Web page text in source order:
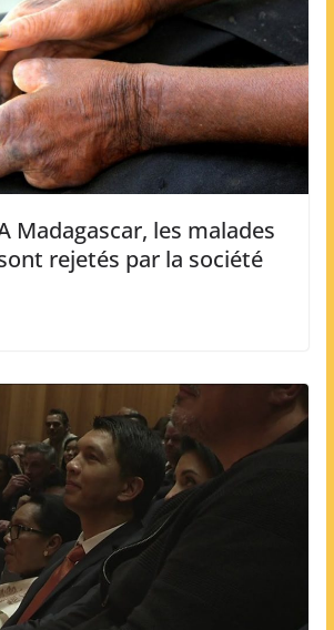
Madagascar, les malades
rejetés par la société